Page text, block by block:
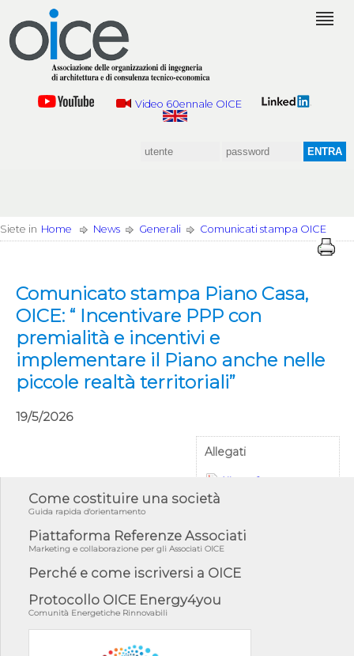
Video 60ennale OICE
Siete in Home News Generali Comunicati stampa OICE
Comunicato stampa Piano Casa,
OICE: “ Incentivare PPP con
premialità e incentivi e
implementare il Piano anche nelle
piccole realtà territoriali”
19/5/2026
Allegati
Allegato 1
Come costituire una società
Guida rapida d'orientamento
Piattaforma Referenze Associati
Marketing e collaborazione per gli Associati OICE
Perché e come iscriversi a OICE
Protocollo OICE Energy4you
Comunità Energetiche Rinnovabili